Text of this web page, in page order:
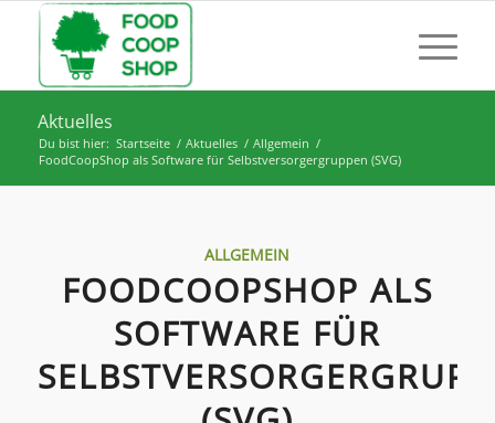
Aktuelles
Du bist hier: Startseite / Aktuelles / Allgemein /
FoodCoopShop als Software für Selbstversorgergruppen (SVG)
ALLGEMEIN
FOODCOOPSHOP ALS
SOFTWARE FÜR